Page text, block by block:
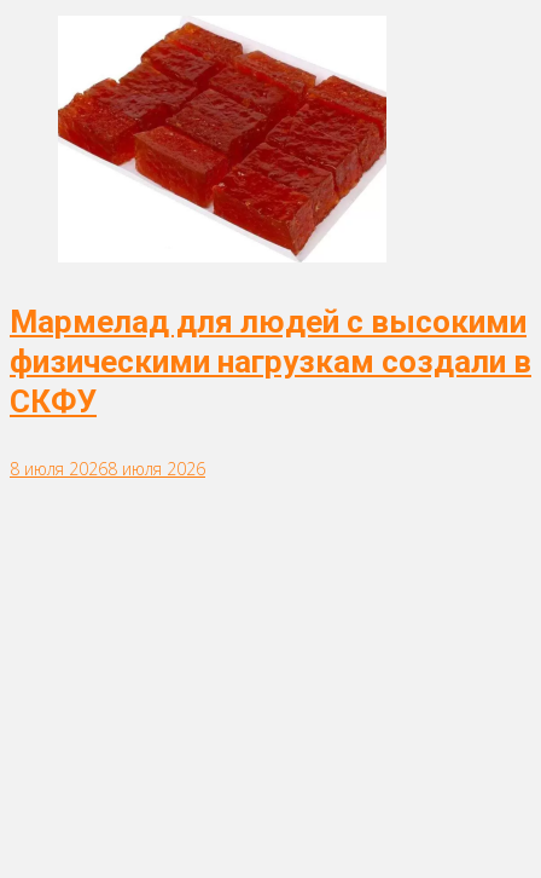
Мармелад для людей с высокими
физическими нагрузкам создали в
СКФУ
8 июля 20268 июля 2026